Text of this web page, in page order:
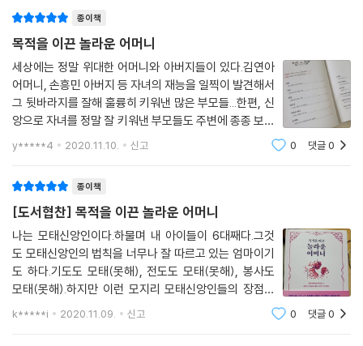
봐야 할 책이다. ‘쉽게 넘어갈 수 있는 작은 것까지도 섬세하게 기록한 존
맥아더 목사의 이 책이 여러분의 삶 가운데 귀한 도움이 될 수 있으리라 확
신한다.’고 하신 일산 명성교회 문성욱 목사님이 자녀를 키우는 어머니들
에게 추천한 이 책을 통해 지혜롭고 기도하는 어머니로 거듭 나시길 빌어
본다.
종이책
목적을 이끈 놀라운 어머니
세상에는 정말 위대한 어머니와 아버지들이 있다.김연아
어머니, 손흥민 아버지 등 자녀의 재능을 일찍이 발견해서
그 뒷바라지를 잘해 훌륭히 키워낸 많은 부모들...한편, 신
앙으로 자녀를 정말 잘 키워낸 부모들도 주변에 종종 보기
도 한다. 물론, 신앙과 실력을 모두 갖춘 자녀로 키우기란
참 쉽지는 않겠지만, 그렇게만 키울 수 있다면 얼마나 좋
y*****4 2020.11.10. 신고 0 댓글0
종이책
[도서협찬] 목적을 이끈 놀라운 어머니
나는 모태신앙인이다.하물며 내 아이들이 6대째다.그것
도 모태신앙인의 법칙을 너무나 잘 따르고 있는 엄마이기
도 하다.기도도 모태(못해), 전도도 모태(못해), 봉사도
모태(못해).하지만 이런 모지리 모태신앙인들의 장점은
길고 가는 믿음으로 하나님을 결코 떠나지 않는다에 있
k*****i 2020.11.09. 신고 0 댓글0